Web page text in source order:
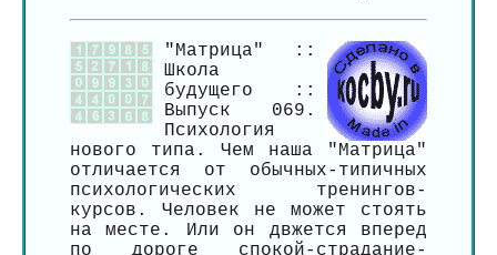
"Матрица" ::
Школа
будущего ::
Выпуск 069.
Психология
нового типа. Чем наша "Матрица"
отличается от обычных-типичных
психологических тренингов-
курсов. Человек не может стоять
на месте. Или он двжется вперед
по дороге спокой-страдание-